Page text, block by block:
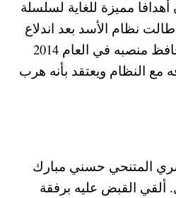
أهدافا مميزة للغاية لسلسلة
نظام الأسد بعد اندلاع
العنف في سوريا. ترك حافظ منصبه في العام 2014
النظام ويعتقد بأنه هرب
المتنحي حسني مبارك
ألقي القبض عليه برفقة